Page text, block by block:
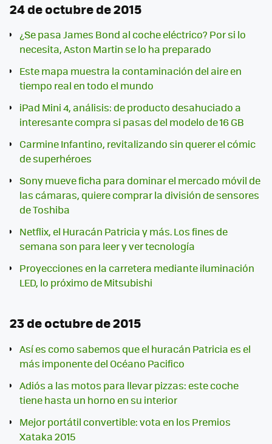
24 de octubre de 2015
¿Se pasa James Bond al coche eléctrico? Por si lo
necesita, Aston Martin se lo ha preparado
Este mapa muestra la contaminación del aire en
tiempo real en todo el mundo
iPad Mini 4, análisis: de producto desahuciado a
interesante compra si pasas del modelo de 16 GB
Carmine Infantino, revitalizando sin querer el cómic
de superhéroes
Sony mueve ficha para dominar el mercado móvil de
las cámaras, quiere comprar la división de sensores
de Toshiba
Netflix, el Huracán Patricia y más. Los fines de
semana son para leer y ver tecnología
Proyecciones en la carretera mediante iluminación
LED, lo próximo de Mitsubishi
23 de octubre de 2015
Así es como sabemos que el huracán Patricia es el
más imponente del Océano Pacifico
Adiós a las motos para llevar pizzas: este coche
tiene hasta un horno en su interior
Mejor portátil convertible: vota en los Premios
Xataka 2015